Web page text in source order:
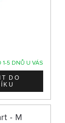
1-5 DNŮ U VÁS
- M